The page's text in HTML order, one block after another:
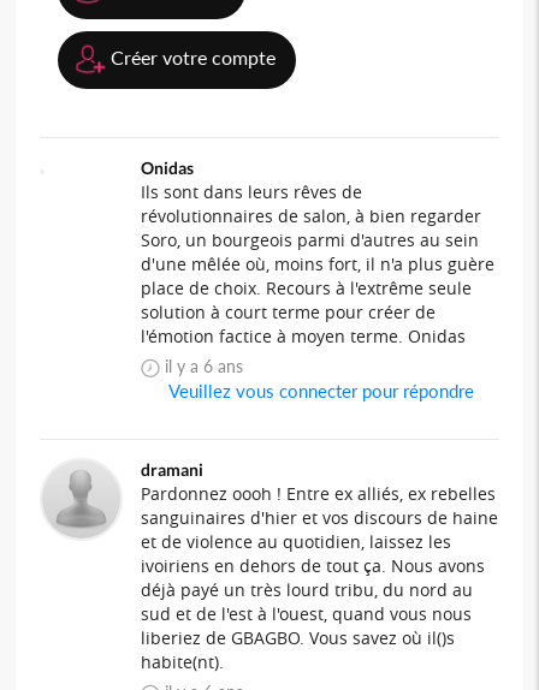
Créer votre compte
Onidas
Ils sont dans leurs rêves de
révolutionnaires de salon, à bien regarder
Soro, un bourgeois parmi d'autres au sein
d'une mêlée où, moins fort, il n'a plus guère
place de choix. Recours à l'extrême seule
solution à court terme pour créer de
l'émotion factice à moyen terme. Onidas
il y a 6 ans
Veuillez vous connecter pour répondre
dramani
Pardonnez oooh ! Entre ex alliés, ex rebelles
sanguinaires d'hier et vos discours de haine
et de violence au quotidien, laissez les
ivoiriens en dehors de tout ça. Nous avons
déjà payé un très lourd tribu, du nord au
sud et de l'est à l'ouest, quand vous nous
liberiez de GBAGBO. Vous savez où il()s
habite(nt).